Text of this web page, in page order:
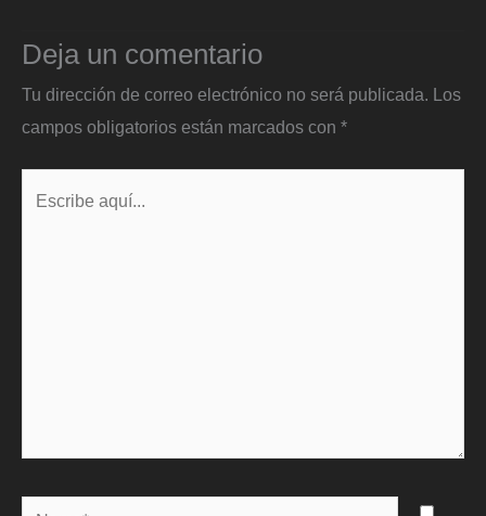
Deja un comentario
Tu dirección de correo electrónico no será publicada. Los
campos obligatorios están marcados con *
Name*